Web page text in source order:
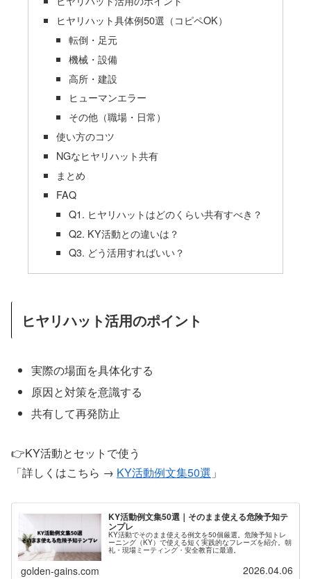
ヒヤリハット具体例50選（コピペOK）
転倒・足元
機械・設備
高所・建設
ヒューマンエラー
その他（職場・日常）
使い方のコツ
NGなヒヤリハット共有
まとめ
FAQ
Q1. ヒヤリハットはどのくらい共有すべき？
Q2. KY活動との違いは？
Q3. どう活用すればいい？
ヒヤリハット活用のポイント
実際の場面を具体化する
原因と対策を意識する
共有して再発防止
👉KY活動とセットで使う
「詳しくはこちら → KY活動例文集50選 」
KY活動例文集50選｜そのまま使える危険予知テ
ンプレ
KY活動でそのまま使える例文を50個厳選。危険予知トレ
ーニング（KY）で使える短く実践的なフレーズを紹介。朝
礼・現場ミーティング・安全教育に最適。
golden-gains.com 2026.04.06